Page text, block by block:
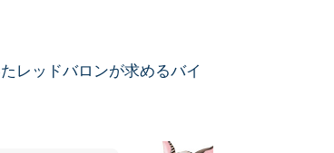
レッドバロンが求めるバイ